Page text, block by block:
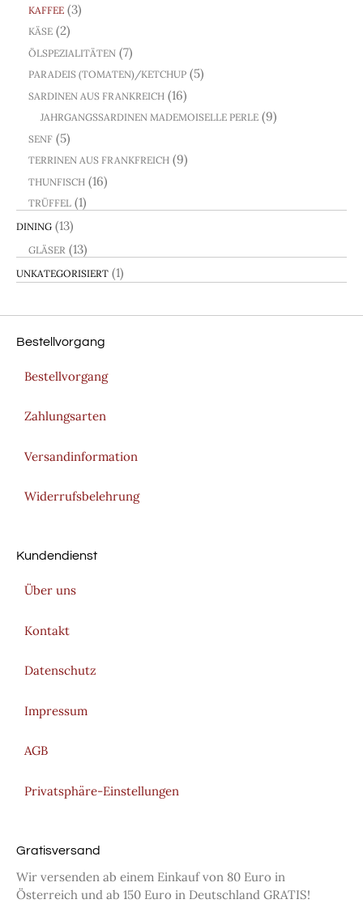
KAFFEE (3)
KÄSE (2)
ÖLSPEZIALITÄTEN (7)
PARADEIS (TOMATEN)/KETCHUP (5)
SARDINEN AUS FRANKREICH (16)
JAHRGANGSSARDINEN MADEMOISELLE PERLE (9)
SENF (5)
TERRINEN AUS FRANKFREICH (9)
THUNFISCH (16)
TRÜFFEL (1)
DINING (13)
GLÄSER (13)
UNKATEGORISIERT (1)
Bestellvorgang
Bestellvorgang
Zahlungsarten
Versandinformation
Widerrufsbelehrung
Kundendienst
Über uns
Kontakt
Datenschutz
Impressum
AGB
Privatsphäre-Einstellungen
Gratisversand
Wir versenden ab einem Einkauf von 80 Euro in
Österreich und ab 150 Euro in Deutschland GRATIS!